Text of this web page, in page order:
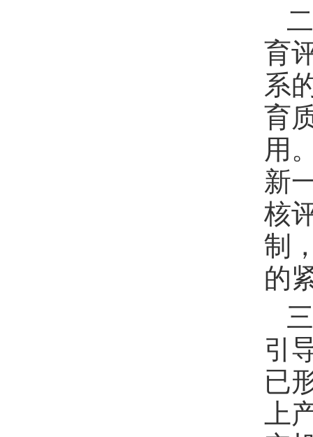
育
系
育
用
新
核
制
的
引
已
上